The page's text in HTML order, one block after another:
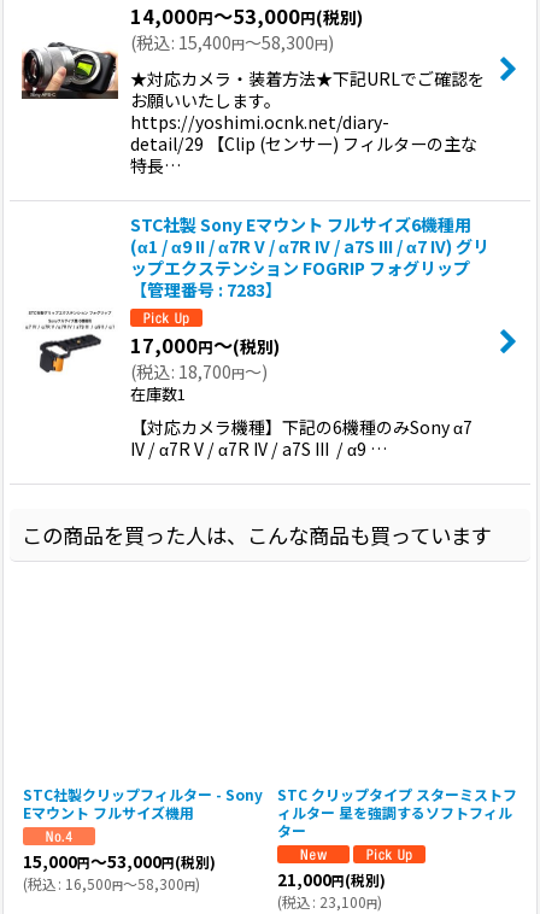
14,000円～53,000円(税別)
(税込: 15,400円～58,300円)
★対応カメラ・装着方法★下記URLでご確認を
お願いいたします。
https://yoshimi.ocnk.net/diary-
detail/29 【Clip (センサー) フィルターの主な
特長…
STC社製 Sony Eマウント フルサイズ6機種用
(α1 / α9 II / α7R V / α7R IV / a7S III / α7 IV) グリ
ップエクステンション FOGRIP フォグリップ
【管理番号 : 7283】
17,000円～(税別)
(税込: 18,700円～)
在庫数1
【対応カメラ機種】下記の6機種のみSony α7
IV / α7R V / α7R IV / a7S III / α9 …
この商品を買った人は、こんな商品も買っています
STC社製クリップフィルター - Sony
Eマウント フルサイズ機用
15,000円～53,000円(税別)
(税込: 16,500円～58,300円)
STC クリップタイプ スターミストフ
ィルター 星を強調するソフトフィル
ター
21,000円(税別)
(税込: 23,100円)